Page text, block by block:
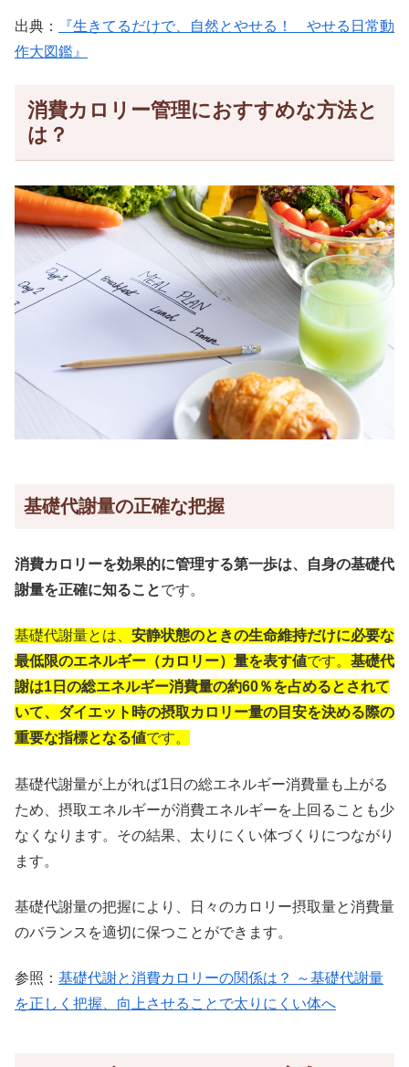
出典：
『生きてるだけで、自然とやせる！ やせる日常動
作大図鑑』
消費カロリー管理におすすめな方法と
は？
基礎代謝量の正確な把握
消費カロリーを効果的に管理する第一歩は、自身の基礎代
謝量を正確に知ることです。
基礎代謝量とは、 安静状態のときの生命維持だけに必要な
最低限のエネルギー（カロリー）量を表す値です。 基礎代
謝は1日の総エネルギー消費量の約60％を占めるとされて
いて、ダイエット時の摂取カロリー量の目安を決める際の
重要な指標となる値です。
基礎代謝量が上がれば1日の総エネルギー消費量も上がる
ため、摂取エネルギーが消費エネルギーを上回ることも少
なくなります。その結果、太りにくい体づくりにつながり
ます。
基礎代謝量の把握により、日々のカロリー摂取量と消費量
のバランスを適切に保つことができます。
参照： 基礎代謝と消費カロリーの関係は？ ～基礎代謝量
を正しく把握、向上させることで太りにくい体へ